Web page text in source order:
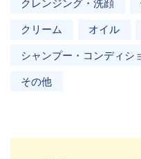
クレンジング・洗顔
クリーム オイル
シャンプー・コンディシ
その他